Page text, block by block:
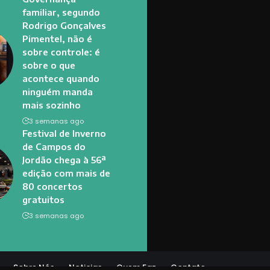
familiar, segundo
Rodrigo Gonçalves
Pimentel, não é
sobre controle: é
sobre o que
acontece quando
ninguém manda
mais sozinho
3 semanas ago
Festival de Inverno
de Campos do
Jordão chega à 56ª
edição com mais de
80 concertos
gratuitos
3 semanas ago
Sobre Nós Noticias Quem Faz Contato